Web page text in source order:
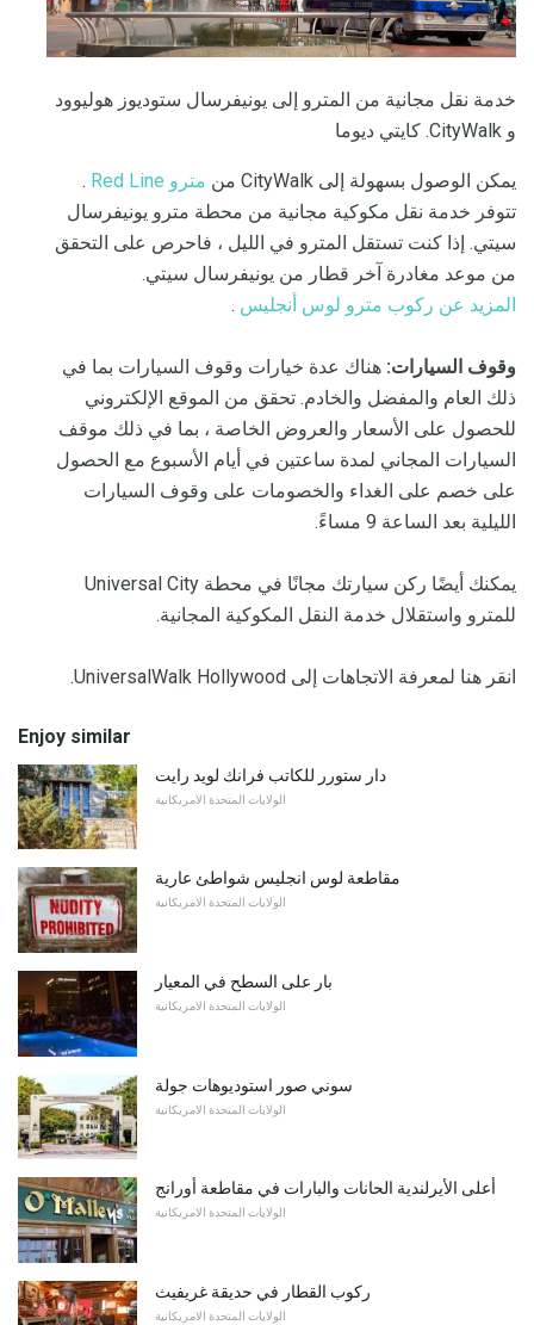
خدمة نقل مجانية من المترو إلى يونيفرسال ستوديوز هوليوود
و CityWalk. كايتي ديوما
يمكن الوصول بسهولة إلى CityWalk من مترو Red Line
.
تتوفر خدمة نقل مكوكية مجانية من محطة مترو يونيفرسال
سيتي. إذا كنت تستقل المترو في الليل ، فاحرص على التحقق
من موعد مغادرة آخر قطار من يونيفرسال سيتي.
المزيد عن ركوب مترو لوس أنجليس .
وقوف السيارات: هناك عدة خيارات وقوف السيارات بما في
ذلك العام والمفضل والخادم. تحقق من الموقع الإلكتروني
للحصول على الأسعار والعروض الخاصة ، بما في ذلك موقف
السيارات المجاني لمدة ساعتين في أيام الأسبوع مع الحصول
على خصم على الغداء والخصومات على وقوف السيارات
الليلية بعد الساعة 9 مساءً.
يمكنك أيضًا ركن سيارتك مجانًا في محطة Universal City
للمترو واستقلال خدمة النقل المكوكية المجانية.
انقر هنا لمعرفة الاتجاهات إلى UniversalWalk Hollywood.
Enjoy similar
دار ستورر للكاتب فرانك لويد رايت
الولايات المتحدة الامريكانية
مقاطعة لوس انجليس شواطئ عارية
الولايات المتحدة الامريكانية
بار على السطح في المعيار
الولايات المتحدة الامريكانية
سوني صور استوديوهات جولة
الولايات المتحدة الامريكانية
أعلى الأيرلندية الحانات والبارات في مقاطعة أورانج
الولايات المتحدة الامريكانية
ركوب القطار في حديقة غريفيث
الولايات المتحدة الامريكانية